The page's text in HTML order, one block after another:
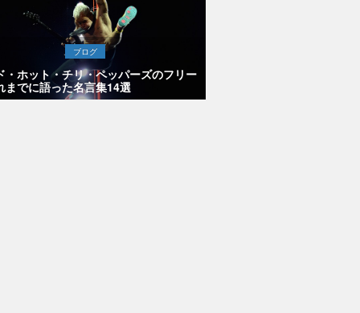
ブログ
・ホット・チリ・ペッパーズのフリー
までに語った名言集14選